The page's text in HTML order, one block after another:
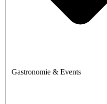
Gastronomie & Events